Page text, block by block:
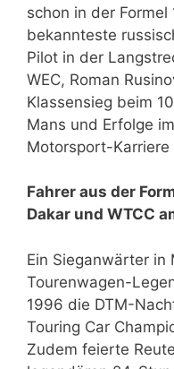
schon in der
bekannteste
Pilot in der
WEC, Roman
Klassensieg beim
Mans und Erfolge
Motorsport-
Fahrer aus der
Dakar und WTCC
Ein Sieganwärter in
Tourenwagen-
1996 die DTM-
Touring Car
Zudem feierte